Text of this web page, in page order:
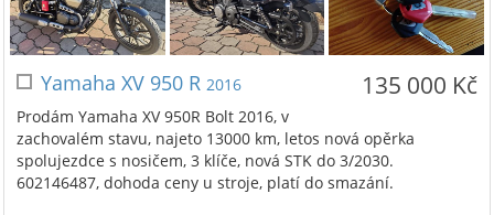
135 000 Kč
Yamaha XV 950 R 2016
Prodám Yamaha XV 950R Bolt 2016, v
zachovalém stavu, najeto 13000 km, letos nová opěrka
spolujezdce s nosičem, 3 klíče, nová STK do 3/2030.
602146487, dohoda ceny u stroje, platí do smazání.